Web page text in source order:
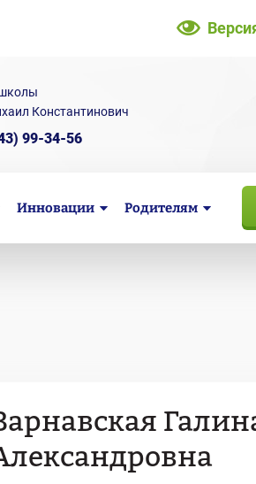
Константинович
99-34-56
Инновации Родителям